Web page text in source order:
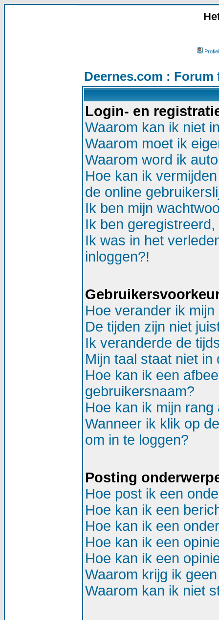
Profiel
Deernes.com :
Login- en
Waarom kan ik niet
Waarom moet ik
Waarom word ik
Hoe kan ik
de online
Ik ben mijn
Ik ben
Ik was in het
inloggen?!
Hoe verander ik
De tijden zijn niet
Ik veranderde de
Mijn taal staat niet in
Hoe kan ik een
gebruikersnaam?
Hoe kan ik mijn rang
Wanneer ik klik op
om in te loggen?
Posting
Hoe post ik een
Hoe kan ik een
Hoe kan ik een
Hoe kan ik een
Hoe kan ik een
Waarom krijg ik
Waarom kan ik niet